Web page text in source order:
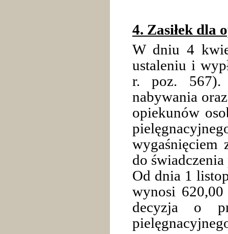
4. Zasiłek dla
W dniu 4
ustaleniu i
r. poz. 567).
nabywania
opiekunów
wygaśnięciem
do
Od dnia 1
wynosi 620,00
decyzja o